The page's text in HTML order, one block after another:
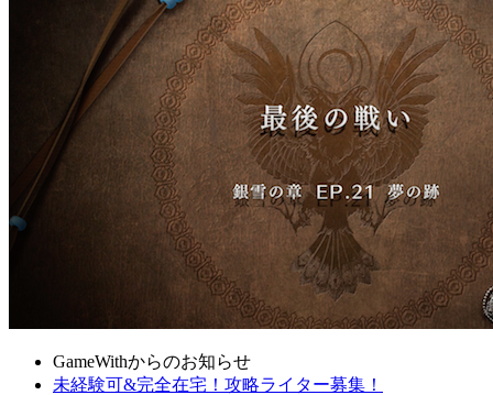
GameWithからのお知らせ
未経験可&完全在宅！攻略ライター募集！